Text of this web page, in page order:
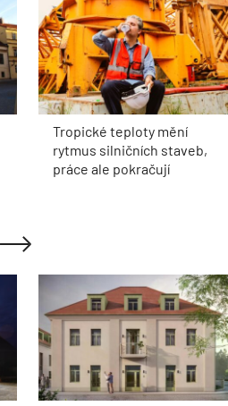
Tropické teploty mění
rytmus silničních staveb,
práce ale pokračují